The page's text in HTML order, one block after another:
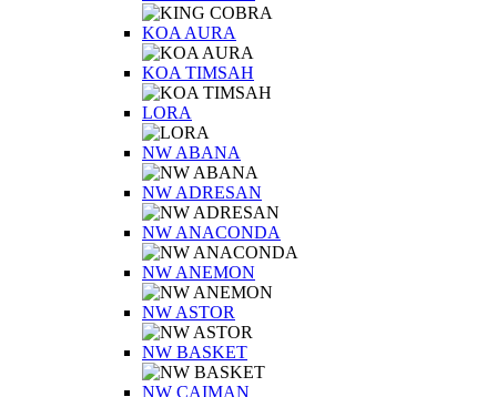
KOA AURA
KOA TIMSAH
LORA
NW ABANA
NW ADRESAN
NW ANACONDA
NW ANEMON
NW ASTOR
NW BASKET
NW CAIMAN